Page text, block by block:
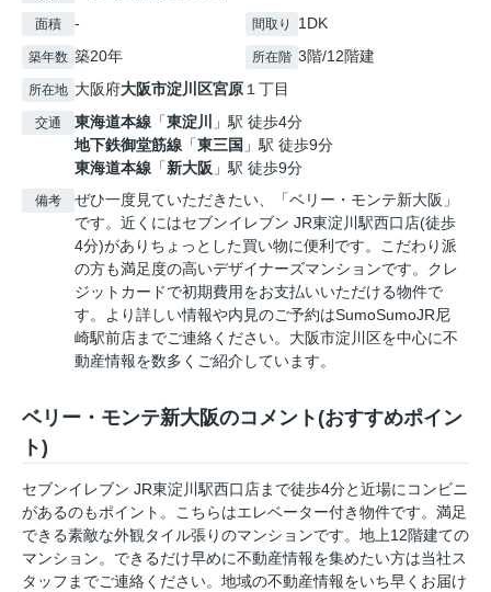
面積 - 間取り 1DK
築年数 築20年 所在階 3階/12階建
所在地 大阪府大阪市淀川区宮原 １丁目
交通 東海道本線 「東淀川
」駅 徒歩4分
地下鉄御堂筋線 「東三国 」駅 徒歩9分
東海道本線 「新大阪 」駅 徒歩9分
備考
ぜひ一度見ていただきたい、「ベリー・モンテ新大阪」
です。近くにはセブンイレブン JR東淀川駅西口店(徒歩
4分)がありちょっとした買い物に便利です。こだわり派
の方も満足度の高いデザイナーズマンションです。クレ
ジットカードで初期費用をお支払いいただける物件で
す。より詳しい情報や内見のご予約はSumoSumoJR尼
崎駅前店までご連絡ください。大阪市淀川区を中心に不
動産情報を数多くご紹介しています。
ベリー・モンテ新大阪のコメント(おすすめポイン
ト)
セブンイレブン JR東淀川駅西口店まで徒歩4分と近場にコンビニ
があるのもポイント。こちらはエレベーター付き物件です。満足
できる素敵な外観タイル張りのマンションです。地上12階建ての
マンション。できるだけ早めに不動産情報を集めたい方は当社ス
タッフまでご連絡ください。地域の不動産情報をいち早くお届け